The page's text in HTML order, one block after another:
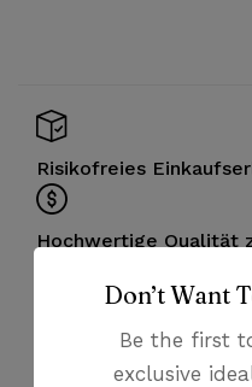
Risikofreies
Hochwertige Qualität
Hilfsbereiter
Don’t Want
Be the first
exclusive